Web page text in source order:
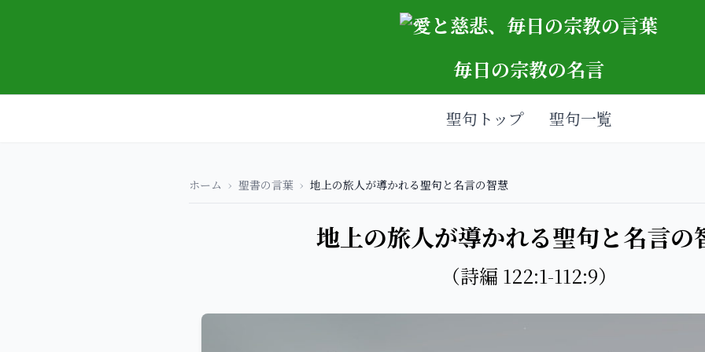
毎日の宗教の名言
聖句トップ 聖句一覧
ホーム › 聖書の言葉 › 地上の旅人が導かれる聖句と名言の智慧
地上の旅人が導かれる聖句と名言の
（詩編 122:1-112:9）